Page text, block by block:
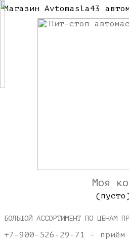
Магазин Avtomasla43
Моя
БОЛЬШОЙ АССОРТИМЕНТ ПО ЦЕНАМ
+7-900-526-29-71 - приём